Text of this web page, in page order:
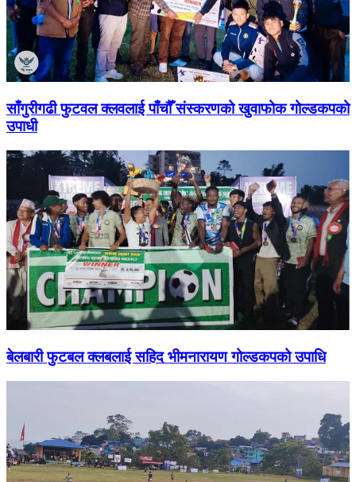
साँगुरीगढी फुटवल क्लवलाई पाँचौँ संस्करणको खुवाफोक गोल्डकपको
उपाधी
बेलबारी फुटबल क्लबलाई सहिद भीमनारायण गोल्डकपको उपाधि